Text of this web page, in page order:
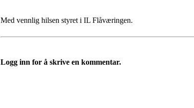
Med vennlig hilsen styret i IL Flåværingen.
Logg inn for å skrive en kommentar.